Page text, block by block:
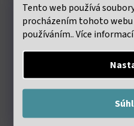
Tento web používá
procházením tohoto webu
používáním.. Více informací